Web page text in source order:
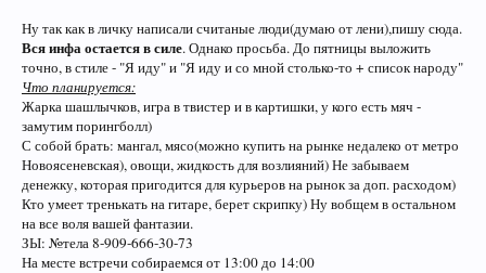
Ну так как в личку написали считаные люди(думаю от лени),пишу сюда.
Вся инфа остается в силе. Однако просьба. До пятницы выложить
точно, в стиле - "Я иду" и "Я иду и со мной столько-то + список народу"
Что планируется:
Жарка шашлычков, игра в твистер и в картишки, у кого есть мяч -
замутим порингболл)
С собой брать: мангал, мясо(можно купить на рынке недалеко от метро
Новоясеневская), овощи, жидкость для возлияний) Не забываем
денежку, которая пригодится для курьеров на рынок за доп. расходом)
Кто умеет тренькать на гитаре, берет скрипку) Ну вобщем в остальном
на все воля вашей фантазии.
ЗЫ: №тела 8-909-666-30-73
На месте встречи собираемся от 13:00 до 14:00